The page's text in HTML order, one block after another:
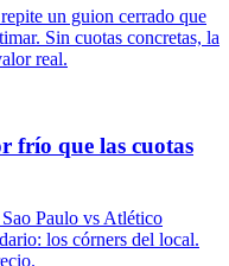
un guion cerrado que
Sin cuotas concretas, la
real.
frío que las cuotas
Paulo vs Atlético
los córners del local.